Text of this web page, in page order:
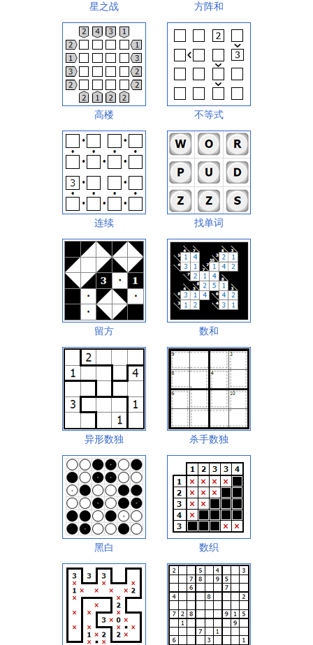
星之战 方阵和
高楼 不等式
连续 找单词
留方 数和
异形数独 杀手数独
黑白 数织